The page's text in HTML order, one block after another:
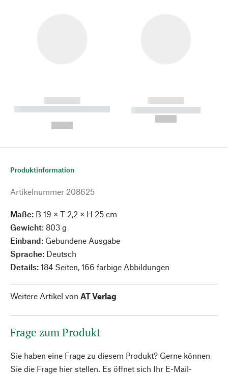
------------
----------- ----------- --------
------------
----------- -----------
Produktinformation
Artikelnummer 208625
Maße: B 19 × T 2,2 × H 25 cm
Gewicht: 803 g
Einband: Gebundene Ausgabe
Sprache: Deutsch
Details: 184 Seiten, 166 farbige Abbildungen
Weitere Artikel von AT Verlag
Frage zum Produkt
Sie haben eine Frage zu diesem Produkt? Gerne können
Sie die Frage hier stellen. Es öffnet sich Ihr E-Mail-